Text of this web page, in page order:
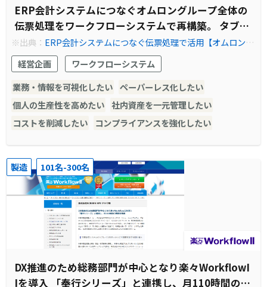
ERP会計システムにつなぐオムロングループ全体の
伝票処理をワークフローシステムで再構築。 タブレ
ットやグローバルにも対応した楽々WorkflowIIを採
用。
※出典： ERP会計システムにつなぐ伝票処理で活用【オムロン
様】 | ワークフロー 楽々WorkflowII
経営企画
ワークフローシステム
業務・情報を可視化したい ペーパーレス化したい
個人の生産性を高めたい 社内資産を一元管理したい
コストを削減したい
コンプライアンスを強化したい
製造 101名-300名
DX推進のため総務部門が中心となり楽々WorkflowI
Iを導入 「奉行シリーズ」と連携し、月110時間の業